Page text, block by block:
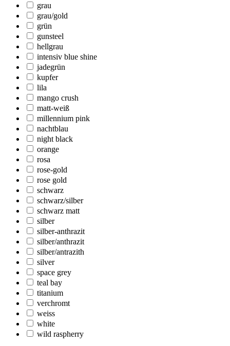
grau
grau/gold
grün
gunsteel
hellgrau
intensiv blue shine
jadegrün
kupfer
lila
mango crush
matt-weiß
millennium pink
nachtblau
night black
orange
rosa
rose-gold
rose gold
schwarz
schwarz/silber
schwarz matt
silber
silber-anthrazit
silber/anthrazit
silber/antrazith
silver
space grey
teal bay
titanium
verchromt
weiss
white
wild raspherry